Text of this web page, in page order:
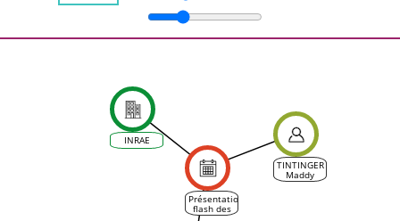
Présentation
flash des
nouvelles
INRAE
TINTINGER
Maddy